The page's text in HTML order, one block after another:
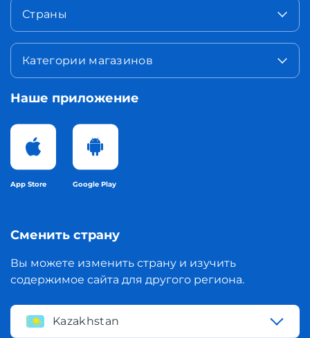
Страны
Категории магазинов
Наше приложение
App Store Google Play
Сменить страну
Вы можете изменить страну и изучить
содержимое сайта для другого региона.
Kazakhstan